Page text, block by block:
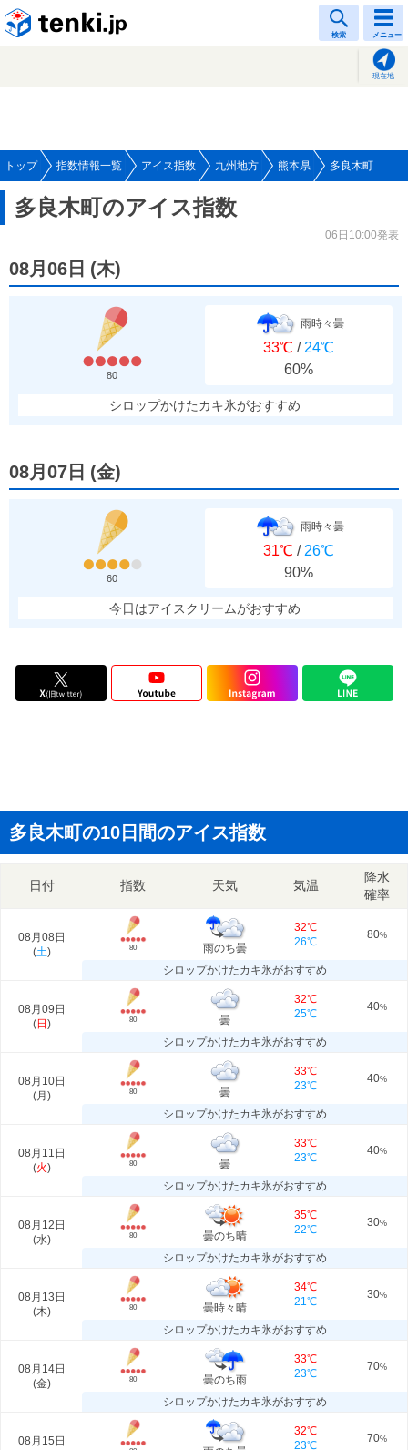
検索 メニュー
現在地
トップ 指数情報一覧 アイス指数 九州地方 熊本県 多良木町
多良木町のアイス指数
06日10:00発表
08月06日 (木)
80
雨時々曇
33℃ / 24℃
60%
シロップかけたカキ氷がおすすめ
08月07日 (金)
60
雨時々曇
31℃ / 26℃
90%
今日はアイスクリームがおすすめ
多良木町の10日間のアイス指数
日付 指数 天気 気温
降水
確率
08月08日
(土) 80 雨のち曇
32℃
26℃
80%
シロップかけたカキ氷がおすすめ
08月09日
(日 ) 80 曇
32℃
25℃
40%
シロップかけたカキ氷がおすすめ
08月10日
(月 ) 80 曇
33℃
23℃
40%
シロップかけたカキ氷がおすすめ
08月11日
(火) 80 曇
33℃
23℃
40%
シロップかけたカキ氷がおすすめ
08月12日
(水) 80 曇のち晴
35℃
22℃
30%
シロップかけたカキ氷がおすすめ
08月13日
(木) 80 曇時々晴
34℃
21℃
30%
シロップかけたカキ氷がおすすめ
08月14日
(金) 80 曇のち雨
33℃
23℃
70%
シロップかけたカキ氷がおすすめ
08月15日
32℃
23℃
70%